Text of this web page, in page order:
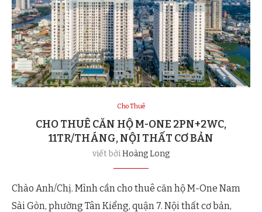
Cho Thuê
CHO THUÊ CĂN HỘ M-ONE 2PN+2WC,
11TR/THÁNG, NỘI THẤT CƠ BẢN
viết bởiHoàng Long
Chào Anh/Chị. Mình cần cho thuê căn hộ M-One Nam
Sài Gòn, phường Tân Kiểng, quận 7. Nội thất cơ bản,